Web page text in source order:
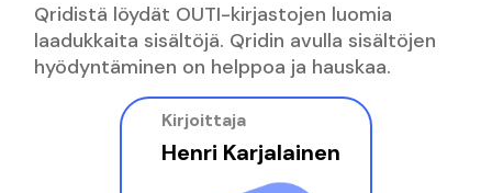
Qridistä löydät OUTI-kirjastojen luomia
laadukkaita sisältöjä. Qridin avulla sisältöjen
hyödyntäminen on helppoa ja hauskaa.
Kirjoittaja
Henri Karjalainen